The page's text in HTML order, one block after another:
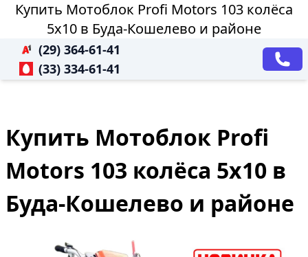
Купить Мотоблок Profi Motors 103 колёса
5х10 в Буда-Кошелево и районе
(29) 364-61-41
(33) 334-61-41
Купить Мотоблок Profi
Motors 103 колёса 5х10 в
Буда-Кошелево и районе